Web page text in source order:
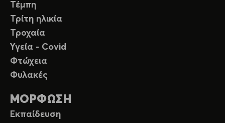
Τέμπη
Τρίτη ηλικία
Τροχαία
Υγεία - Covid
Φτώχεια
Φυλακές
ΜΟΡΦΩΣΗ
Εκπαίδευση